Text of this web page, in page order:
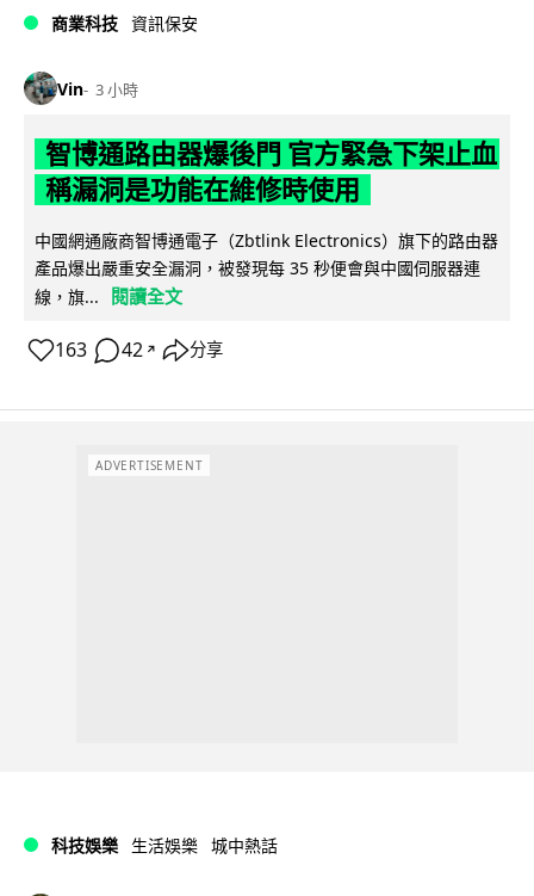
商業科技 資訊保安
Vin 3 小時
智博通路由器爆後門 官方緊急下架止血
稱漏洞是功能在維修時使用
中國網通廠商智博通電子（Zbtlink Electronics）旗下的路由器
產品爆出嚴重安全漏洞，被發現每 35 秒便會與中國伺服器連
線，旗...
閱讀全文
163 42 ↗ 分享
ADVERTISEMENT
科技娛樂 生活娛樂 城中熱話